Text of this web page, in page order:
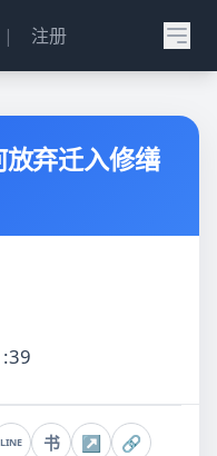
| 注册
弃迁入修缮
LINE 书 ↗ 🔗